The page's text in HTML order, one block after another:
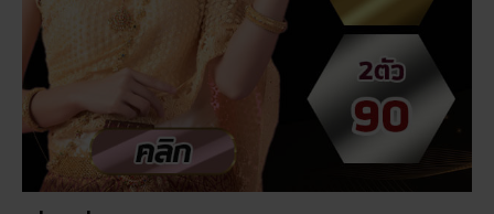
สถิติหวยลาววันอังคาร วิเคราะห์ตัวเลขมาแรง 3 ตัว 2 ตัว
สัปดาห์นี้